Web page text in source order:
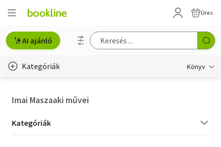
Üres
AI ajánló
Kategóriák Könyv
Imai Maszaaki művei
Kategória
szűrés
Kategóriák